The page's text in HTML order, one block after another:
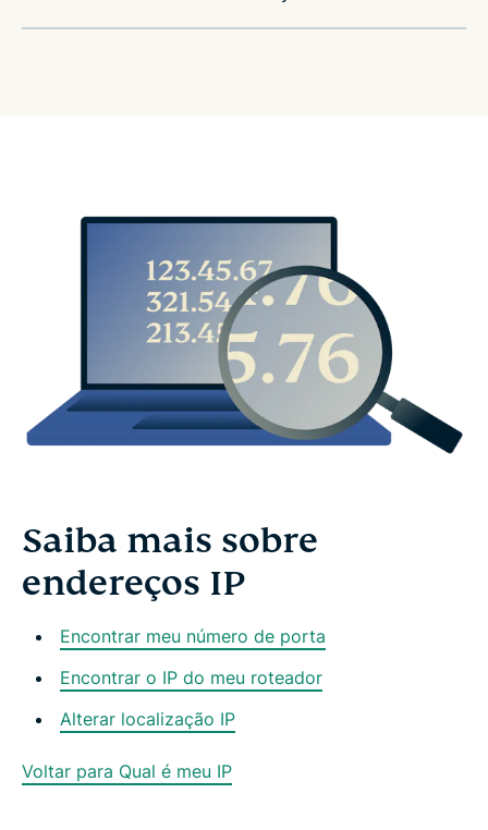
Saiba mais sobre
endereços IP
Encontrar meu número de porta
Encontrar o IP do meu roteador
Alterar localização IP
Voltar para Qual é meu IP